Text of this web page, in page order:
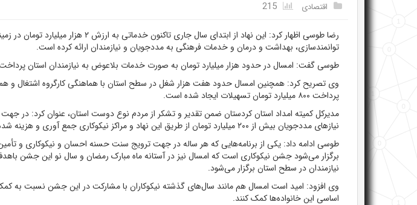
اقتصادی
رضا طوسی اظهار کرد: این نهاد از ابتدای سال جاری تاکنون خدماتی
توانمندسازی، بهداشت و درمان و خدمات فرهنگی به مددجویان و نیازمندان ارائه کرده است.
طوسی گفت: امسال در حدود هزار میلیارد تومان به صورت خدمات بلاعوض به نیازمندان استان
وی تصریح کرد: همچنین امسال حدود هفت هزار شغل در سطح استان با هماهنگی کارگروه اشتغال و
پرداخت ۸۰۰ میلیارد تومان تسهیلات ایجاد شده است.
مدیرکل کمیته امداد استان کردستان ضمن تقدیر و تشکر از مردم نوع دوست استان، عنوان کرد: در
نیاز‌های مددجویان بیش از ۲۰۰ میلیارد تومان از طریق این نهاد و مراکز نیکوکاری جمع آوری و هزینه شده است.
طوسی ادامه داد: یکی از برنامه‌هایی که هر ساله در جهت ترویج سنت حسنه احسان و نیکوکاری و
برگزار می‌شود جشن نیکوکاری است که امسال نیز در آستانه ماه مبارک رمضان و سال نو این جشن
نیازمندان در سطح استان برگزار می‌شود.
وی افزود: امید است امسال هم مانند سال‌های گذشته نیکوکاران با مشارکت در این جشن نسبت به کمک
اساسی این خانواده‌ها کمک کنند.